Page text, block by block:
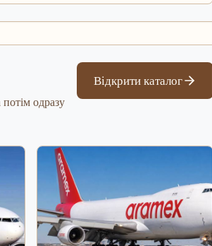
одразу
Відкрити каталог